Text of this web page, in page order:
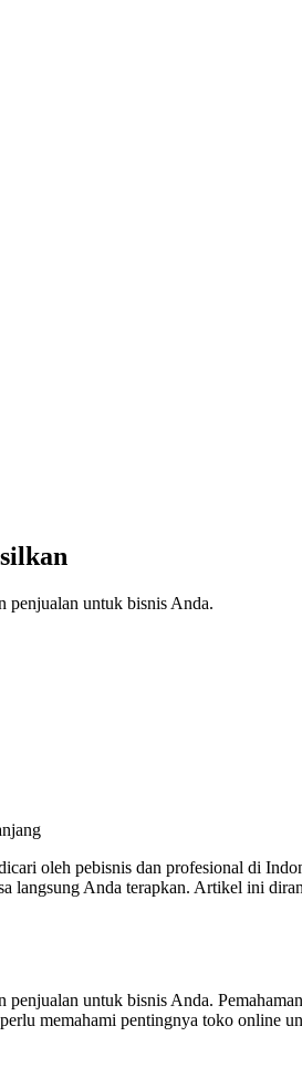
penjualan untuk bisnis Anda.
oleh pebisnis dan profesional di
langsung Anda terapkan. Artikel ini
untuk bisnis Anda.
memahami pentingnya toko online